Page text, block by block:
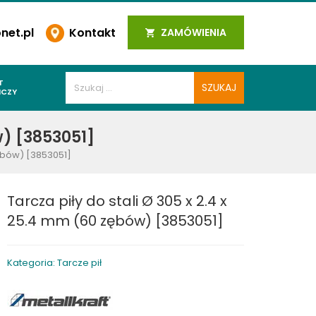
ZAMÓWIENIA
Kontakt
[3853051]
[3853051]
Tarcza piły do stali Ø 305 x 2.4 x
25.4 mm (60 zębów) [3853051]
Kategoria: Tarcze pił